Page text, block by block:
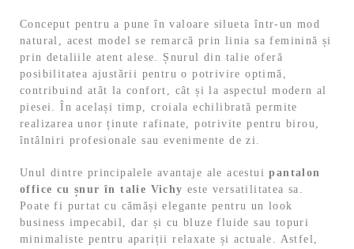
Conceput pentru a pune în valoare silueta într-un mod
natural, acest model se remarcă prin linia sa feminină și
prin detaliile atent alese. Șnurul din talie oferă
posibilitatea ajustării pentru o potrivire optimă,
contribuind atât la confort, cât și la aspectul modern al
piesei. În același timp, croiala echilibrată permite
realizarea unor ținute rafinate, potrivite pentru birou,
întâlniri profesionale sau evenimente de zi.
Unul dintre principalele avantaje ale acestuipantalon
office cu șnur în talie Vichy este versatilitatea sa.
Poate fi purtat cu cămăși elegante pentru un look
business impecabil, dar și cu bluze fluide sau topuri
minimaliste pentru apariții relaxate și actuale. Astfel,